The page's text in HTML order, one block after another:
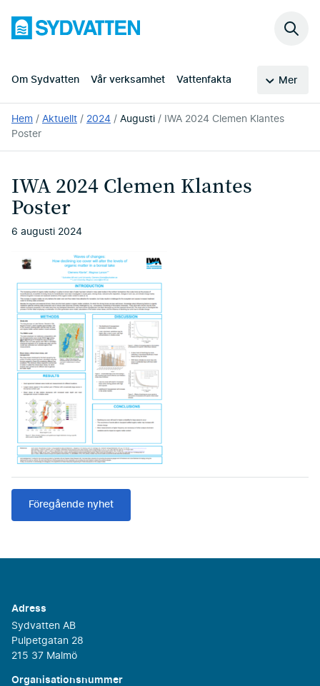
huvudinnehållet
Sydvatten
Om Sydvatten Vår verksamhet Vattenfakta Mer
Sök
Du
är
här:
Hem Aktuellt 2024 Augusti
IWA 2024 Clemen Klantes
Poster
IWA 2024 Clemen Klantes
Poster
6 augusti 2024
Föregående nyhet
Adress
Sydvatten AB
Pulpetgatan 28
215 37 Malmö
Organisationsnummer